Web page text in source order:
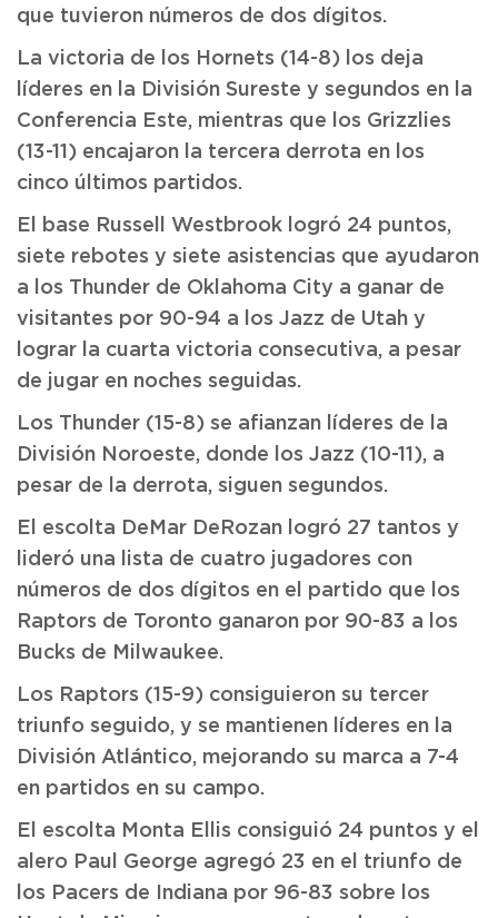
que tuvieron números de dos dígitos.
La victoria de los Hornets (14-8) los deja
líderes en la División Sureste y segundos en la
Conferencia Este, mientras que los Grizzlies
(13-11) encajaron la tercera derrota en los
cinco últimos partidos.
El base Russell Westbrook logró 24 puntos,
siete rebotes y siete asistencias que ayudaron
a los Thunder de Oklahoma City a ganar de
visitantes por 90-94 a los Jazz de Utah y
lograr la cuarta victoria consecutiva, a pesar
de jugar en noches seguidas.
Los Thunder (15-8) se afianzan líderes de la
División Noroeste, donde los Jazz (10-11), a
pesar de la derrota, siguen segundos.
El escolta DeMar DeRozan logró 27 tantos y
lideró una lista de cuatro jugadores con
números de dos dígitos en el partido que los
Raptors de Toronto ganaron por 90-83 a los
Bucks de Milwaukee.
Los Raptors (15-9) consiguieron su tercer
triunfo seguido, y se mantienen líderes en la
División Atlántico, mejorando su marca a 7-4
en partidos en su campo.
El escolta Monta Ellis consiguió 24 puntos y el
alero Paul George agregó 23 en el triunfo de
los Pacers de Indiana por 96-83 sobre los